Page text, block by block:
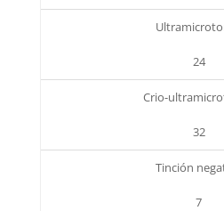
24
Crio-
32
Tinción
7